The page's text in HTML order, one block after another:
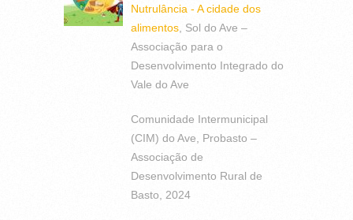
Nutrulância - A cidade dos
alimentos , Sol do Ave –
Associação para o
Desenvolvimento Integrado do
Vale do Ave
Comunidade Intermunicipal
(CIM) do Ave, Probasto –
Associação de
Desenvolvimento Rural de
Basto, 2024